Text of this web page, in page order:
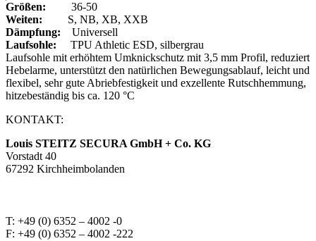
Größen: 36-50
Weiten: S, NB, XB, XXB
Dämpfung: Universell
Laufsohle: TPU Athletic ESD, silbergrau
Laufsohle mit erhöhtem Umknickschutz mit 3,5 mm Profil, reduziert
Hebelarme, unterstützt den natürlichen Bewegungsablauf, leicht und
flexibel, sehr gute Abriebfestigkeit und exzellente Rutschhemmung,
hitzebeständig bis ca. 120 °C
KONTAKT:
Louis STEITZ SECURA GmbH + Co. KG
Vorstadt 40
67292 Kirchheimbolanden
T: +49 (0) 6352 – 4002 -0
F: +49 (0) 6352 – 4002 -222